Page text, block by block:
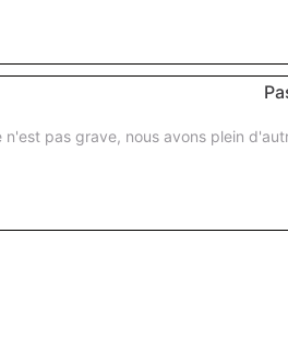
Poisson
Poisson, sauce
Moules
n'est pas grave, nous avons plein